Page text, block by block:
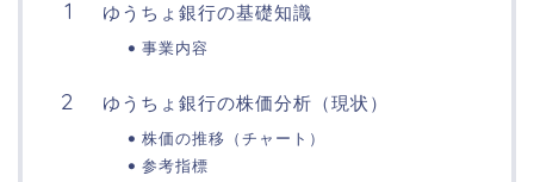
ゆうちょ銀行の基礎知識
事業内容
ゆうちょ銀行の株価分析（現状）
株価の推移（チャート）
参考指標